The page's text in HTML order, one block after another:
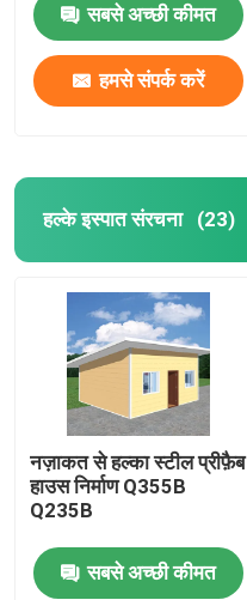
सबसे अच्छी कीमत
हमसे संपर्क करें
हल्के इस्पात संरचना (23)
नज़ाकत से हल्का स्टील प्रीफ़ैब
हाउस निर्माण Q355B
Q235B
सबसे अच्छी कीमत